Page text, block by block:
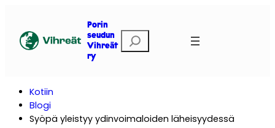
Porin
seudun
Vihreät
ry
t
Kotiin
Blogi
Syöpä yleistyy ydinvoimaloiden läheisyydessä